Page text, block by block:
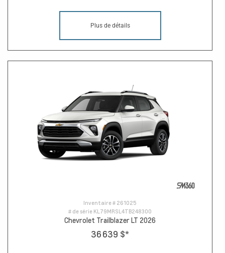
Plus de détails
Inventaire # 261025
# de série KL79MRSL4TB248300
Chevrolet Trailblazer LT 2026
36 639 $*